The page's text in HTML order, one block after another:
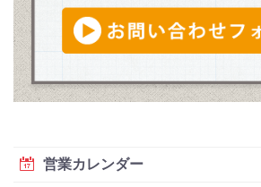
営業カレンダー